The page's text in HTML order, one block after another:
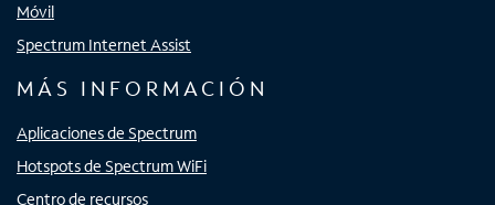
Móvil
Spectrum Internet Assist
MÁS INFORMACIÓN
Aplicaciones de Spectrum
Hotspots de Spectrum WiFi
Centro de recursos